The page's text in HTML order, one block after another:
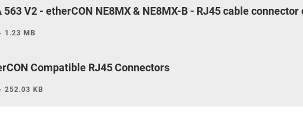
563 V2 - etherCON NE8MX & NE8MX-B - RJ45 cable
1.23 MB
Compatible RJ45 Connectors
252.03 KB